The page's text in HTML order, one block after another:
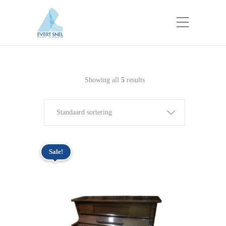
Showing all 5results
Standaard sortering
Sale!